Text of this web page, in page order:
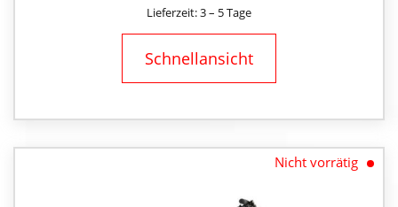
PREIS
WAR:
1.199,00 €
Lieferzeit: 3 – 5 Tage
Schnellansicht
Nicht vorrätig